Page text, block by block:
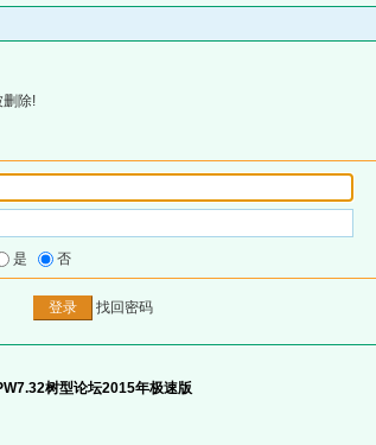
删除!
是 否
找回密码
树型论坛2015年极速版